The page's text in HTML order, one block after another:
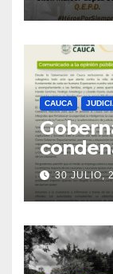
CAUCA
ciudadanos y
30 JULIO,